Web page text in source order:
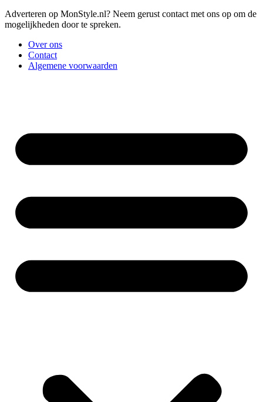
Adverteren op MonStyle.nl? Neem gerust contact met ons op om de
mogelijkheden door te spreken.
Over ons
Contact
Algemene voorwaarden